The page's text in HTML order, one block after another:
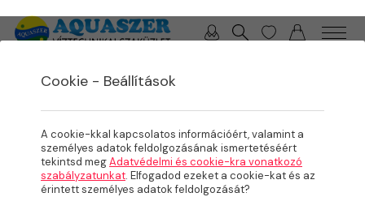
Cookie - Beállítások
A cookie-kkal kapcsolatos információért, valamint a
személyes adatok feldolgozásának ismertetéséért
tekintsd megAdatvédelmi és cookie-kra vonatkozó
szabályzatunkat. Elfogadod ezeket a cookie-kat és az
érintett személyes adatok feldolgozását?